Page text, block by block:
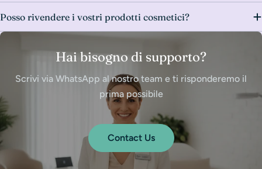
Hai bisogno di supporto?
Scrivi via WhatsApp al nostro team e ti risponderemo il
prima possibile
Contact Us
Posso rivendere i vostri prodotti cosmetici?